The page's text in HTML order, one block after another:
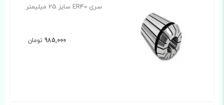
سری ER40 سایز 25 میلیمتر
985,000 تومان